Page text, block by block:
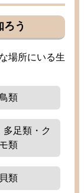
ろう
な場所にいる生
鳥類
多足類 ・ク
モ類
貝類